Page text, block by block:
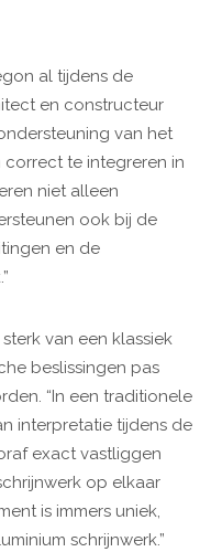
al tijdens de
en constructeur
van het
correct te integreren in
niet alleen
ook bij de
en de
van een klassiek
beslissingen pas
“In een traditionele
interpretatie tijdens de
exact vastliggen
op elkaar
is immers uniek,
schrijnwerk.”